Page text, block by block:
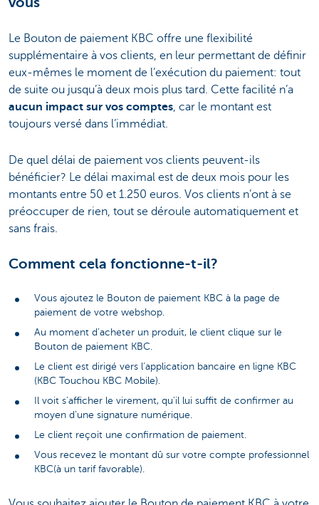
Le Bouton de paiement KBC offre une flexibilité
supplémentaire à vos clients, en leur permettant de définir
eux-mêmes le moment de l’exécution du paiement: tout
de suite ou jusqu’à deux mois plus tard. Cette facilité n’a
aucun impact sur vos comptes, car le montant est
toujours versé dans l’immédiat.
De quel délai de paiement vos clients peuvent-ils
bénéficier? Le délai maximal est de deux mois pour les
montants entre 50 et 1.250 euros. Vos clients n’ont à se
préoccuper de rien, tout se déroule automatiquement et
sans frais.
Comment cela fonctionne-t-il?
Vous ajoutez le Bouton de paiement KBC à la page de
paiement de votre webshop.
Au moment d’acheter un produit, le client clique sur le
Bouton de paiement KBC.
Le client est dirigé vers l’application bancaire en ligne KBC
(KBC Touchou KBC Mobile).
Il voit s’afficher le virement, qu’il lui suffit de confirmer au
moyen d’une signature numérique.
Le client reçoit une confirmation de paiement.
Vous recevez le montant dû sur votre compte professionnel
KBC(à un tarif favorable).